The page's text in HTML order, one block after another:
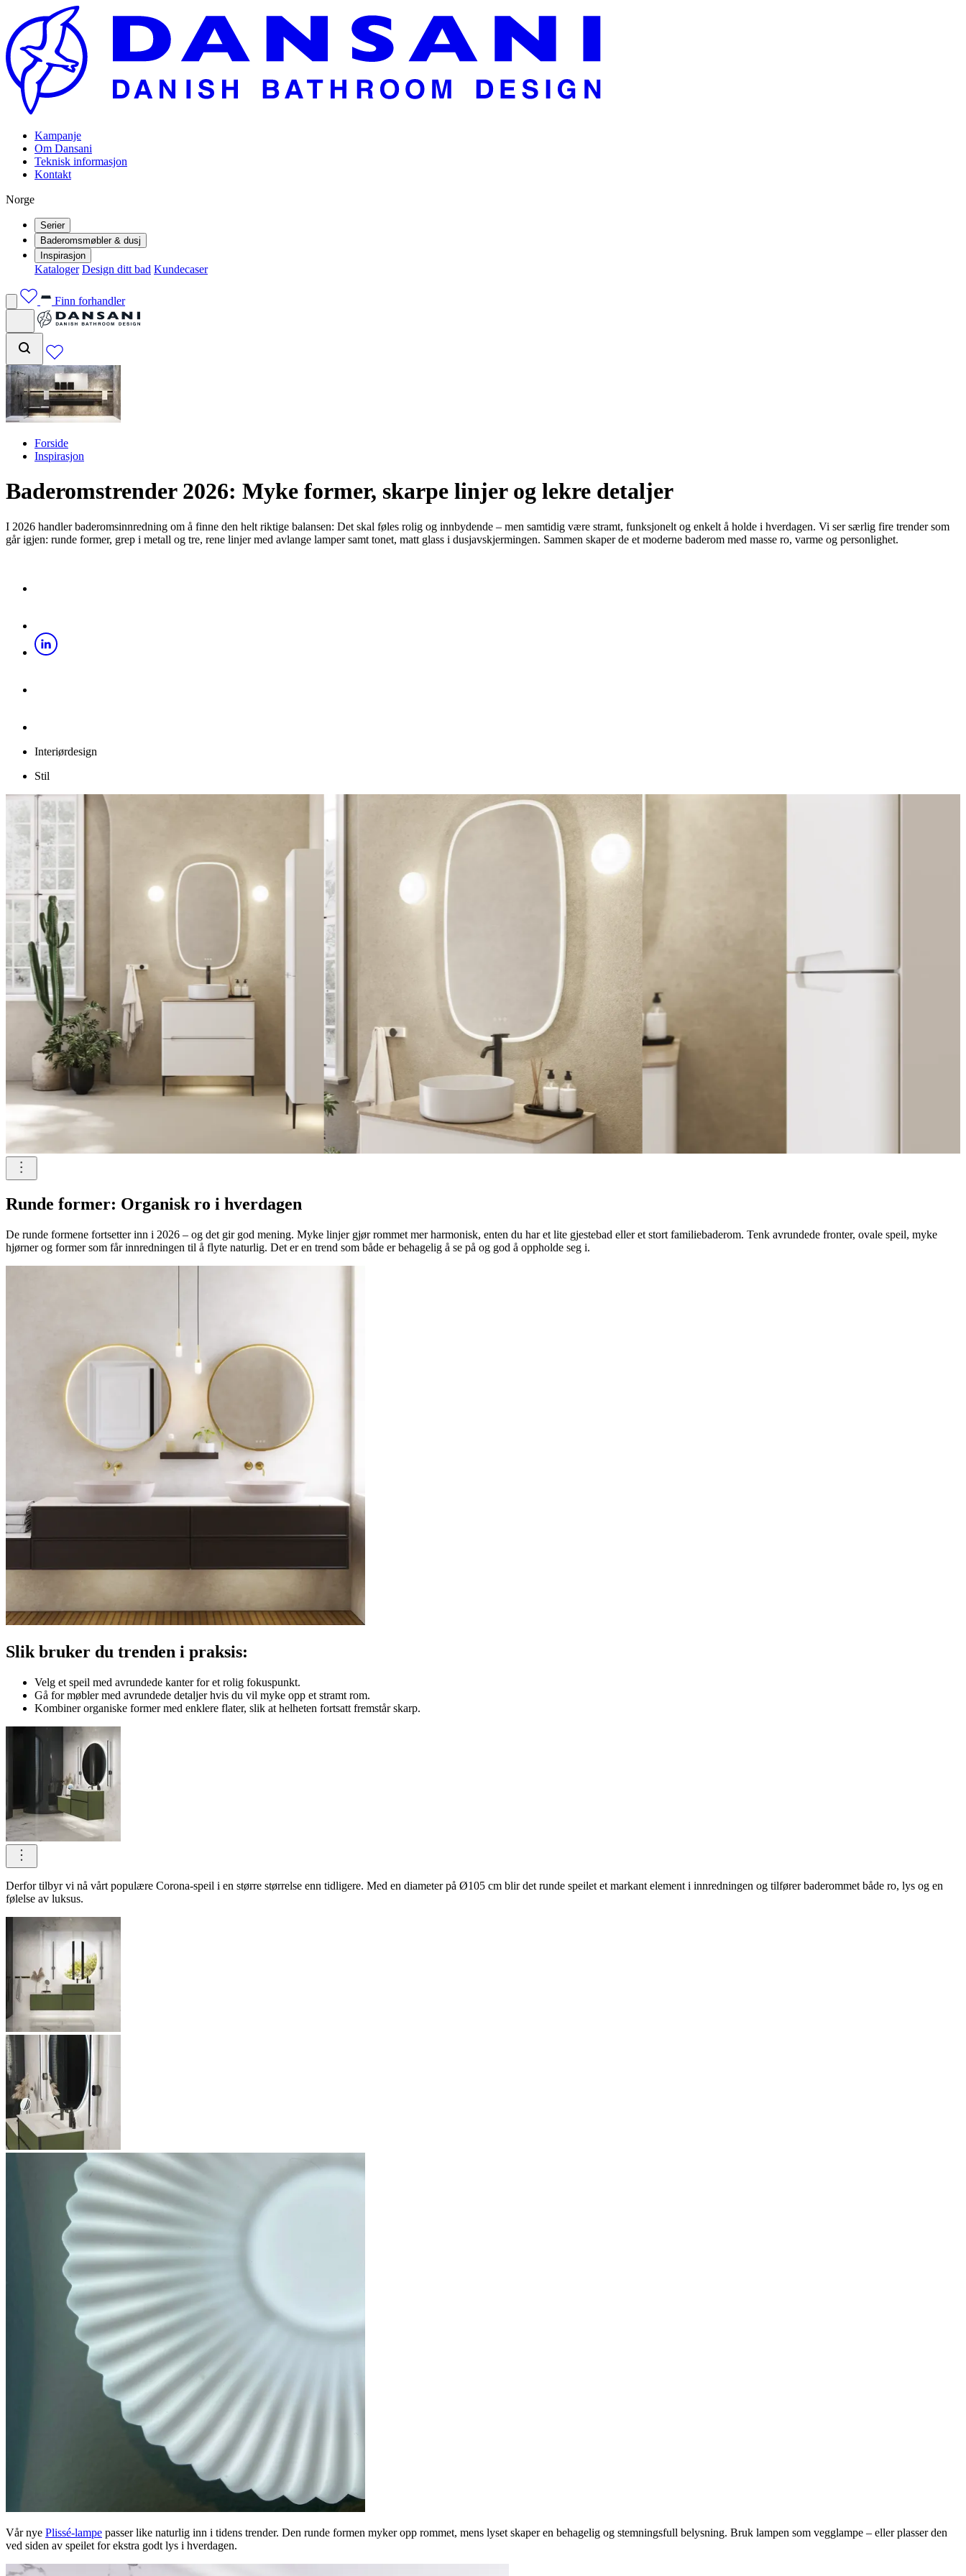
Kampanje
Om Dansani
Teknisk informasjon
Kontakt
Norge
Serier
Baderomsmøbler & dusj
Inspirasjon
Kataloger Design ditt bad Kundecaser
Finn forhandler
Forside
Inspirasjon
Baderomstrender 2026: Myke former, skarpe linjer og lekre detaljer
I 2026 handler baderomsinnredning om å finne den helt riktige balansen: Det skal føles rolig og innbydende – men samtidig være stramt, funksjonelt og enkelt å holde i hverdagen. Vi ser særlig fire trender som
går igjen: runde former, grep i metall og tre, rene linjer med avlange lamper samt tonet, matt glass i dusjavskjermingen. Sammen skaper de et moderne baderom med masse ro, varme og personlighet.
Interiørdesign
Stil
Runde former: Organisk ro i hverdagen
De runde formene fortsetter inn i 2026 – og det gir god mening. Myke linjer gjør rommet mer harmonisk, enten du har et lite gjestebad eller et stort familiebaderom. Tenk avrundede fronter, ovale speil, myke
hjørner og former som får innredningen til å flyte naturlig. Det er en trend som både er behagelig å se på og god å oppholde seg i.
Slik bruker du trenden i praksis:
Velg et speil med avrundede kanter for et rolig fokuspunkt.
Gå for møbler med avrundede detaljer hvis du vil myke opp et stramt rom.
Kombiner organiske former med enklere flater, slik at helheten fortsatt fremstår skarp.
Derfor tilbyr vi nå vårt populære Corona-speil i en større størrelse enn tidligere. Med en diameter på Ø105 cm blir det runde speilet et markant element i innredningen og tilfører baderommet både ro, lys og en
følelse av luksus.
Vår nye Plissé-lampe passer like naturlig inn i tidens trender. Den runde formen myker opp rommet, mens lyset skaper en behagelig og stemningsfull belysning. Bruk lampen som vegglampe – eller plasser den
ved siden av speilet for ekstra godt lys i hverdagen.